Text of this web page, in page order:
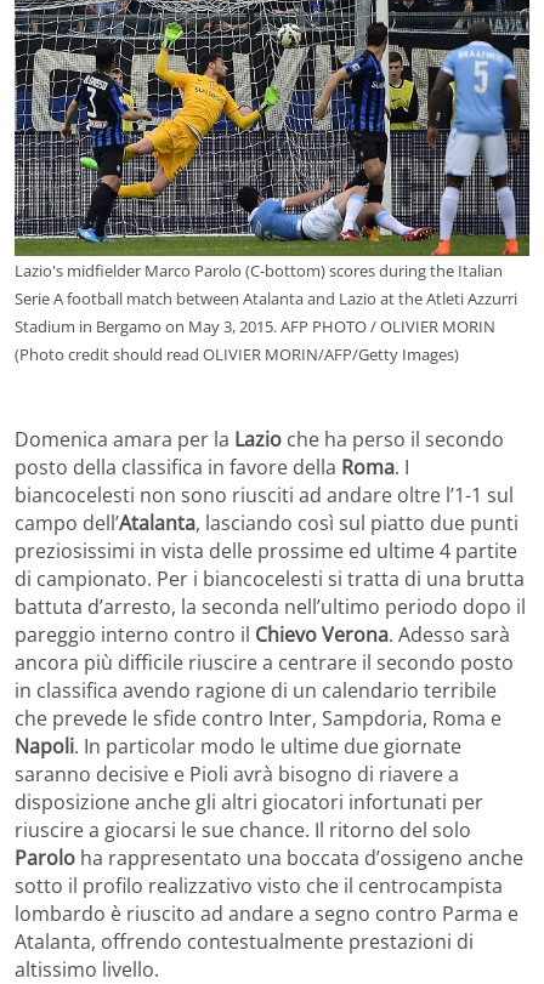
Lazio's midfielder Marco Parolo (C-bottom) scores during the Italian
Serie A football match between Atalanta and Lazio at the Atleti Azzurri
Stadium in Bergamo on May 3, 2015. AFP PHOTO / OLIVIER MORIN
(Photo credit should read OLIVIER MORIN/AFP/Getty Images)
Domenica amara per la Lazio che ha perso il secondo
posto della classifica in favore della Roma. I
biancocelesti non sono riusciti ad andare oltre l’1-1 sul
campo dell’Atalanta, lasciando così sul piatto due punti
preziosissimi in vista delle prossime ed ultime 4 partite
di campionato. Per i biancocelesti si tratta di una brutta
battuta d’arresto, la seconda nell’ultimo periodo dopo il
pareggio interno contro il Chievo Verona. Adesso sarà
ancora più difficile riuscire a centrare il secondo posto
in classifica avendo ragione di un calendario terribile
che prevede le sfide contro Inter, Sampdoria, Roma e
Napoli. In particolar modo le ultime due giornate
saranno decisive e Pioli avrà bisogno di riavere a
disposizione anche gli altri giocatori infortunati per
riuscire a giocarsi le sue chance. Il ritorno del solo
Parolo ha rappresentato una boccata d’ossigeno anche
sotto il profilo realizzativo visto che il centrocampista
lombardo è riuscito ad andare a segno contro Parma e
Atalanta, offrendo contestualmente prestazioni di
altissimo livello.